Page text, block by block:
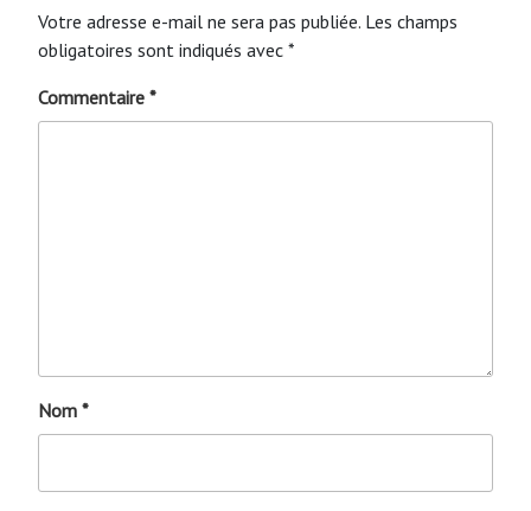
Votre adresse e-mail ne sera pas publiée. Les champs
obligatoires sont indiqués avec *
Commentaire *
Nom *